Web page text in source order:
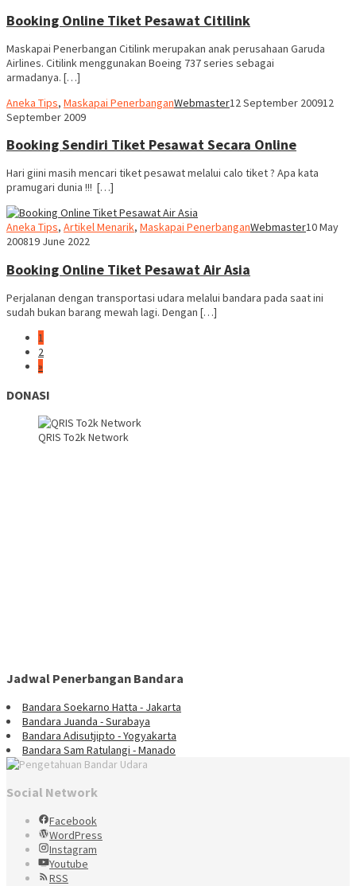
Booking Online Tiket Pesawat Citilink
Maskapai Penerbangan Citilink merupakan anak perusahaan Garuda
Airlines. Citilink menggunakan Boeing 737 series sebagai
armadanya. […]
Aneka Tips, Maskapai PenerbanganWebmaster12 September 200912
September 2009
Booking Sendiri Tiket Pesawat Secara Online
Hari giini masih mencari tiket pesawat melalui calo tiket ? Apa kata
pramugari dunia !!! […]
Aneka Tips, Artikel Menarik, Maskapai PenerbanganWebmaster10 May
200819 June 2022
Booking Online Tiket Pesawat Air Asia
Perjalanan dengan transportasi udara melalui bandara pada saat ini
sudah bukan barang mewah lagi. Dengan […]
1
2
»
DONASI
QRIS To2k Network
Jadwal Penerbangan Bandara
Bandara Soekarno Hatta - Jakarta
Bandara Juanda - Surabaya
Bandara Adisutjipto - Yogyakarta
Bandara Sam Ratulangi - Manado
Social Network
Facebook
WordPress
Instagram
Youtube
RSS